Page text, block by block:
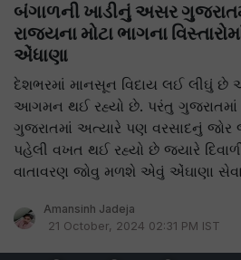
બંગાળની ખાડીનું અસર
રાજ્યના મોટા ભાગના
એંધાણા
દેશભરમાં માનસૂન વિદાય લઈ લીઘું છે
આગમન થઈ રહ્યો છે. પરંતુ
ગુજરાતમાં અત્યારે પણ વરસાદનું જોર
પહેલી વખત થઈ રહ્યો છે જ્યારે
વાતાવરણ જોવુ મળશે એવું એંઘાણા
Amansinh Jadeja
21 October, 2024 02:31 PM IST